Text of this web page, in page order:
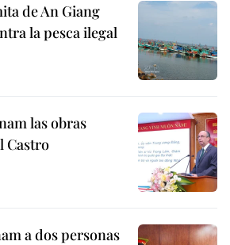
de An Giang
la pesca ilegal
las obras
Castro
a dos personas